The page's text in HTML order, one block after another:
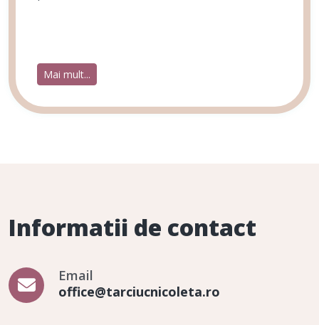
Mai mult...
Informatii de contact
Email
office@tarciucnicoleta.ro